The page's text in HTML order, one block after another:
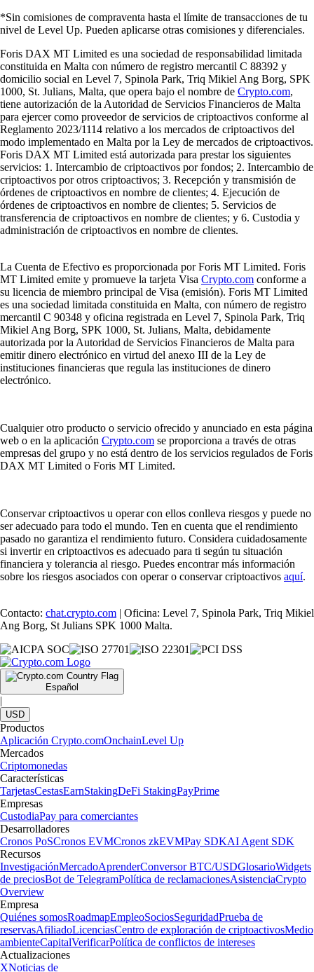
*Sin comisiones de compraventa hasta el límite de transacciones de tu
nivel de Level Up. Pueden aplicarse otras comisiones y diferenciales.
Foris DAX MT Limited es una sociedad de responsabilidad limitada
constituida en Malta con número de registro mercantil C 88392 y
domicilio social en Level 7, Spinola Park, Triq Mikiel Ang Borg, SPK
1000, St. Julians, Malta, que opera bajo el nombre de Crypto.com,
tiene autorización de la Autoridad de Servicios Financieros de Malta
para ejercer como proveedor de servicios de criptoactivos conforme al
Reglamento 2023/1114 relativo a los mercados de criptoactivos del
modo implementado en Malta por la Ley de mercados de criptoactivos.
Foris DAX MT Limited está autorizada para prestar los siguientes
servicios: 1. Intercambio de criptoactivos por fondos; 2. Intercambio de
criptoactivos por otros criptoactivos; 3. Recepción y transmisión de
órdenes de criptoactivos en nombre de clientes; 4. Ejecución de
órdenes de criptoactivos en nombre de clientes; 5. Servicios de
transferencia de criptoactivos en nombre de clientes; y 6. Custodia y
administración de criptoactivos en nombre de clientes.
La Cuenta de Efectivo es proporcionada por Foris MT Limited. Foris
MT Limited emite y promueve la tarjeta Visa Crypto.com conforme a
su licencia de miembro principal de Visa (emisión). Foris MT Limited
es una sociedad limitada constituida en Malta, con número de registro
mercantil C 90348 y oficina registrada en Level 7, Spinola Park, Triq
Mikiel Ang Borg, SPK 1000, St. Julians, Malta, debidamente
autorizada por la Autoridad de Servicios Financieros de Malta para
emitir dinero electrónico en virtud del anexo III de la Ley de
instituciones financieras que regula las instituciones de dinero
electrónico.
Cualquier otro producto o servicio ofrecido y anunciado en esta página
web o en la aplicación Crypto.com se proporciona a través de otras
empresas del grupo y no está dentro de los servicios regulados de Foris
DAX MT Limited o Foris MT Limited.
Conservar criptoactivos u operar con ellos conlleva riesgos y puede no
ser adecuado para todo el mundo. Ten en cuenta que el rendimiento
pasado no garantiza el rendimiento futuro. Considera cuidadosamente
si invertir en criptoactivos es adecuado para ti según tu situación
financiera y tolerancia al riesgo. Puedes encontrar más información
sobre los riesgos asociados con operar o conservar criptoactivos aquí.
Contacto: chat.crypto.com | Oficina: Level 7, Spinola Park, Triq Mikiel
Ang Borg, St Julians SPK 1000 Malta.
Español
|
USD
Productos
Aplicación Crypto.comOnchainLevel Up
Mercados
Criptomonedas
Características
TarjetasCestasEarnStakingDeFi StakingPayPrime
Empresas
CustodiaPay para comerciantes
Desarrolladores
Cronos PoSCronos EVMCronos zkEVMPay SDKAI Agent SDK
Recursos
InvestigaciónMercadoAprenderConversor BTC/USDGlosarioWidgets
de preciosBot de TelegramPolítica de reclamacionesAsistenciaCrypto
Overview
Empresa
Quiénes somosRoadmapEmpleoSociosSeguridadPrueba de
reservasAfiliadoLicenciasCentro de exploración de criptoactivosMedio
ambienteCapitalVerificarPolítica de conflictos de intereses
Actualizaciones
XNoticias de